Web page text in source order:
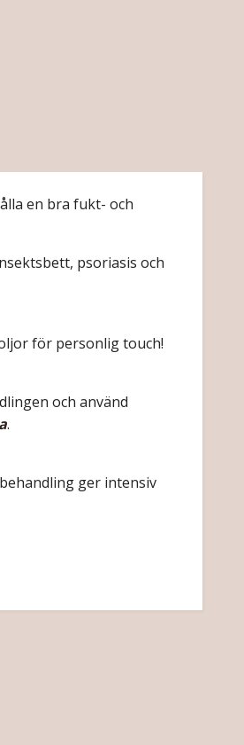
en bra fukt- och
psoriasis och
för personlig touch!
och använd
.
ger intensiv